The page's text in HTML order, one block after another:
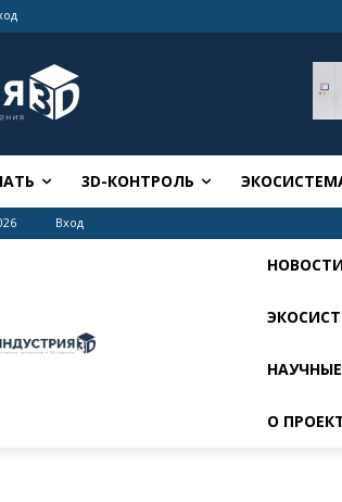
3D-КОНТРОЛЬ
Вход
О